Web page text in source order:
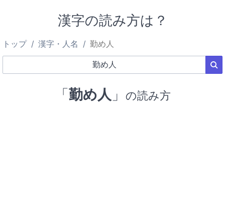
漢字の読み方は？
トップ 漢字・人名 勤め人
「勤め人 」 の読み方